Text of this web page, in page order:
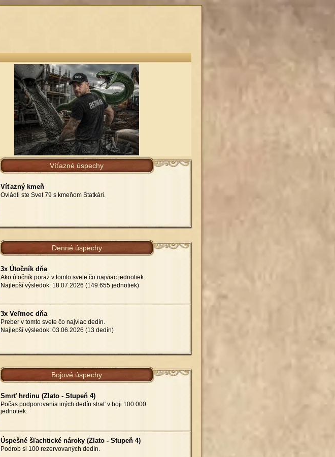
Víťazné úspechy
Víťazný kmeň
Ovládli ste Svet 79 s kmeňom Statkári.
Denné úspechy
3x Útočník dňa
Ako útočník poraz v tomto svete čo najviac jednotiek.
Najlepší výsledok: 18.07.2026 (149.655 jednotiek)
3x Veľmoc dňa
Preber v tomto svete čo najviac dedín.
Najlepší výsledok: 03.06.2026 (13 dedín)
Bojové úspechy
Smrť hrdinu (Zlato - Stupeň 4)
Počas podporovania iných dedín strať v boji 100.000
jednotiek.
Úspešné šľachtické nároky (Zlato - Stupeň 4)
Podrob si 100 rezervovaných dedín.